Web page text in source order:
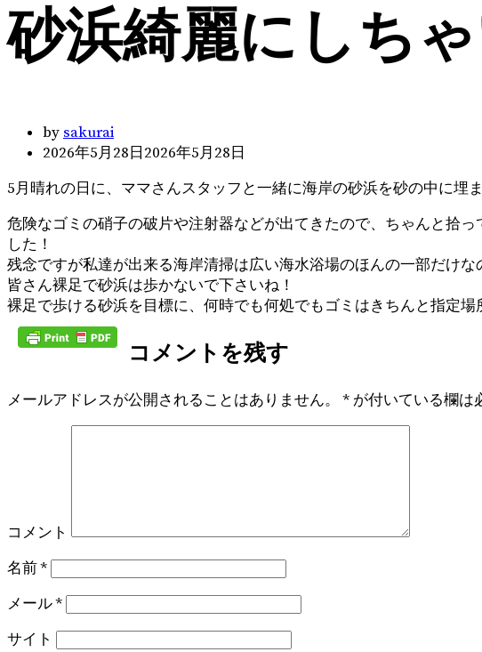
砂浜綺麗にしち
by sakurai
2026年5月28日 2026年5月28日
5月晴れの日に、ママさんスタッフと一緒に海岸の砂浜を砂の中に埋
危険なゴミの硝子の破片や注射器などが出てきたので、ちゃんと拾
した！
残念ですが私達が出来る海岸清掃は広い海水浴場のほんの一部だけな
皆さん裸足で砂浜は歩かないで下さいね！
裸足で歩ける砂浜を目標に、何時でも何処でもゴミはきちんと指定
コメントを残す
メールアドレスが公開されることはありません。 *が付いている欄は
コメント
名前*
メール*
サイト